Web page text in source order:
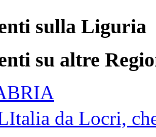
sulla Liguria
su altre
da Locri,